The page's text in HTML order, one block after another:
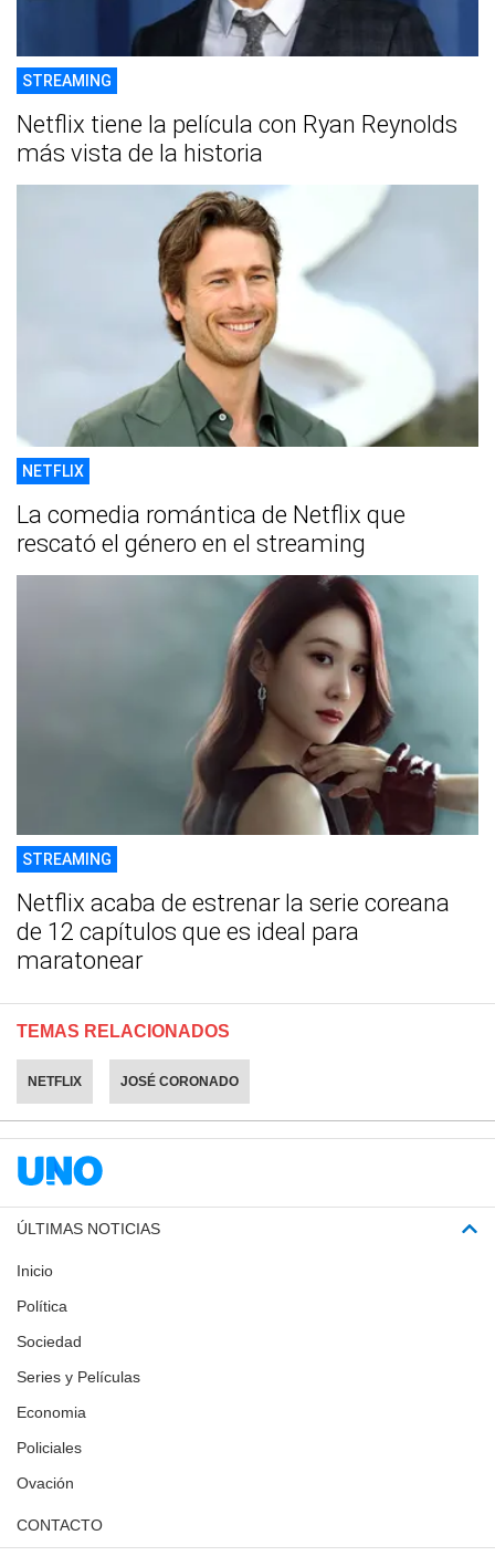
STREAMING
Netflix tiene la película con Ryan Reynolds
más vista de la historia
NETFLIX
La comedia romántica de Netflix que
rescató el género en el streaming
STREAMING
Netflix acaba de estrenar la serie coreana
de 12 capítulos que es ideal para
maratonear
TEMAS RELACIONADOS
NETFLIX JOSÉ CORONADO
ÚLTIMAS NOTICIAS
Inicio
Política
Sociedad
Series y Películas
Economia
Policiales
Ovación
CONTACTO